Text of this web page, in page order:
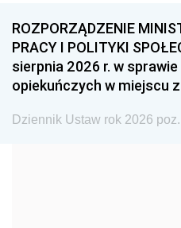
1993 1992
1990 1989
1987 1986
1984 1983
ROZPORZĄDZENIE
PRACY I POLITYKI
sierpnia 2026 r. w sprawie
opiekuńczych w miejscu
Dziennik Ustaw rok 2026